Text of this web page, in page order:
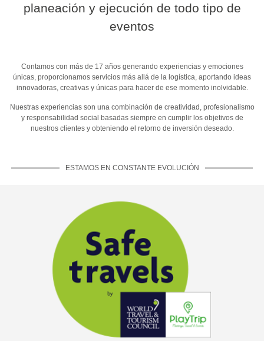
planeación y ejecución de todo tipo de
eventos
Contamos con más de 17 años generando experiencias y emociones
únicas, proporcionamos servicios más allá de la logística, aportando ideas
innovadoras, creativas y únicas para hacer de ese momento inolvidable.
Nuestras experiencias son una combinación de creatividad, profesionalismo
y responsabilidad social basadas siempre en cumplir los objetivos de
nuestros clientes y obteniendo el retorno de inversión deseado.
ESTAMOS EN CONSTANTE EVOLUCIÓN